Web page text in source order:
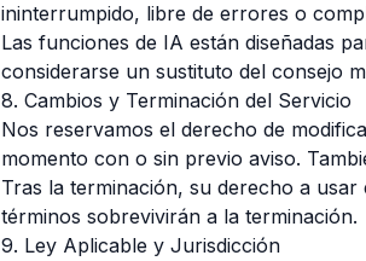
ininterrumpido, libre de errores o
Las funciones de IA están diseñadas
considerarse un sustituto del consejo
8. Cambios y Terminación del Servicio
Nos reservamos el derecho de
momento con o sin previo aviso.
Tras la terminación, su derecho a usar
términos sobrevivirán a la terminación.
9. Ley Aplicable y Jurisdicción